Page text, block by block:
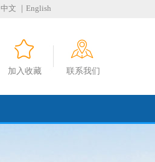
中文 ｜English
加入收藏 联系我们